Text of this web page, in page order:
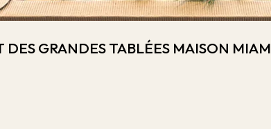
DES GRANDES TABLÉES MAISON MIAM